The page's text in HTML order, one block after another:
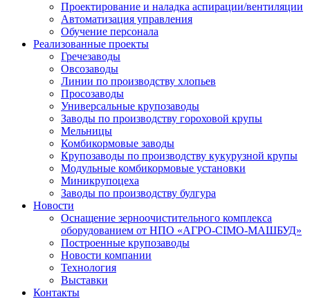
Проектирование и наладка аспирации/вентиляции
Автоматизация управления
Обучение персонала
Реализованные проекты
Гречезаводы
Овсозаводы
Линии по производству хлопьев
Просозаводы
Универсальные крупозаводы
Заводы по производству гороховой крупы
Мельницы
Комбикормовые заводы
Крупозаводы по производству кукурузной крупы
Модульные комбикормовые установки
Миникрупоцеха
Заводы по производству булгура
Новости
Оснащение зерноочистительного комплекса
оборудованием от НПО «АГРО-СІМО-МАШБУД»
Построенные крупозаводы
Новости компании
Технология
Выставки
Контакты